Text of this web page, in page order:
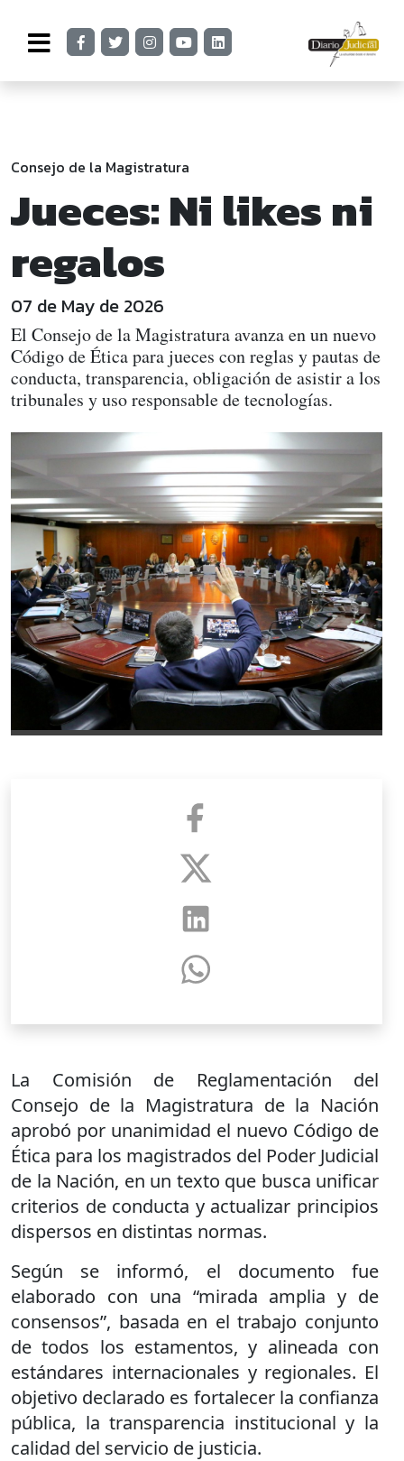
Consejo de la Magistratura
Jueces: Ni likes ni
regalos
07 de May de 2026
El Consejo de la Magistratura avanza en un nuevo
Código de Ética para jueces con reglas y pautas de
conducta, transparencia, obligación de asistir a los
tribunales y uso responsable de tecnologías.
La Comisión de Reglamentación del
Consejo de la Magistratura de la Nación
aprobó por unanimidad el nuevo Código de
Ética para los magistrados del Poder Judicial
de la Nación, en un texto que busca unificar
criterios de conducta y actualizar principios
dispersos en distintas normas.
Según se informó, el documento fue
elaborado con una “mirada amplia y de
consensos”, basada en el trabajo conjunto
de todos los estamentos, y alineada con
estándares internacionales y regionales. El
objetivo declarado es fortalecer la confianza
pública, la transparencia institucional y la
calidad del servicio de justicia.